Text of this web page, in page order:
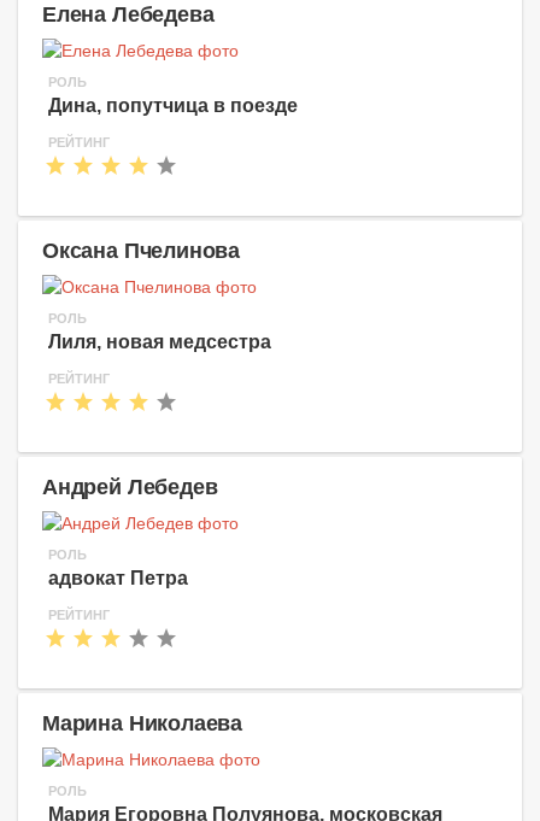
Елена Лебедева
РОЛЬ
Дина, попутчица в поезде
РЕЙТИНГ
Оксана Пчелинова
РОЛЬ
Лиля, новая медсестра
РЕЙТИНГ
Андрей Лебедев
РОЛЬ
адвокат Петра
РЕЙТИНГ
Марина Николаева
РОЛЬ
Мария Егоровна Полуянова, московская